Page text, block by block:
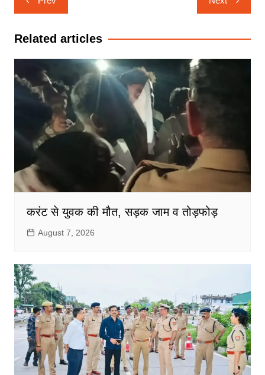
navigation
Related articles
करंट से युवक की मौत, सड़क जाम व तोड़फोड़
August 7, 2026